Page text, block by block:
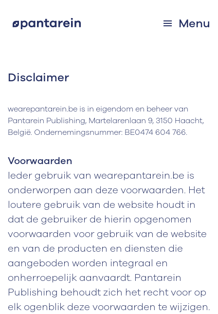
Menu
Disclaimer
wearepantarein.be is in eigendom en beheer van
Pantarein Publishing, Martelarenlaan 9, 3150 Haacht,
België. Ondernemingsnummer: BE0474 604 766.
Voorwaarden
Ieder gebruik van wearepantarein.be is
onderworpen aan deze voorwaarden. Het
loutere gebruik van de website houdt in
dat de gebruiker de hierin opgenomen
voorwaarden voor gebruik van de website
en van de producten en diensten die
aangeboden worden integraal en
onherroepelijk aanvaardt. Pantarein
Publishing behoudt zich het recht voor op
elk ogenblik deze voorwaarden te wijzigen.